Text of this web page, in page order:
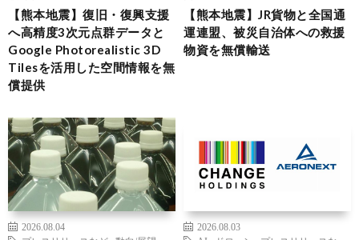
【熊本地震】復旧・復興支援
へ高精度3次元点群データと
Google Photorealistic 3D
Tilesを活用した空間情報を無
償提供
【熊本地震】JR貨物と全国通
運連盟、被災自治体への救援
物資を無償輸送
2026.08.04
2026.08.03